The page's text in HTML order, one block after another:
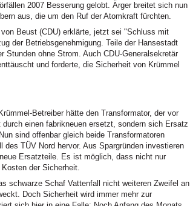
2007 Besserung gelobt. Ärger breitet sich nun
aus, die um den Ruf der Atomkraft fürchten.
Beust (CDU) erklärte, jetzt sei "Schluss mit
der Betriebsgenehmigung. Teile der Hansestadt
Stunden ohne Strom. Auch CDU-Generalsekretär
und forderte, die Sicherheit von Krümmel
Betreiber hätte den Transformator, der vor
einen fabrikneuen ersetzt, sondern sich Ersatz
sind offenbar gleich beide Transformatoren
TÜV Nord hervor. Aus Spargründen investieren
Ersatzteile. Es ist möglich, dass nicht nur
der Sicherheit.
schwarze Schaf Vattenfall nicht weiteren Zweifel an
Doch Sicherheit wird immer mehr zur